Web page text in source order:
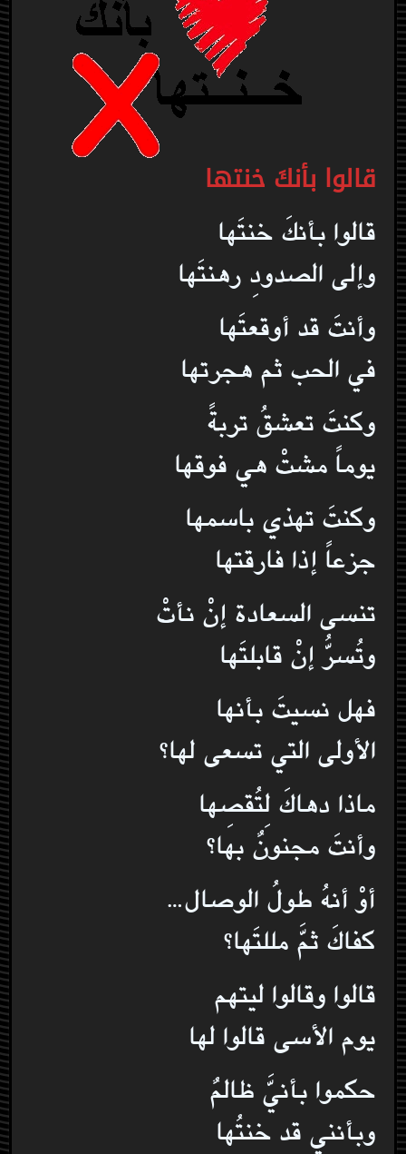
قالوا بأنكَ خنتها
قالوا بأنكَ خنتَها
وإلى الصدودِ رهنتَها
وأنتَ قد أوقعتَها
في الحب ثم هجرتها
وكنتَ تعشقُ تربةً
يوماً مشتْ هي فوقها
وكنتَ تهذي باسمها
جزعاً إذا فارقتها
تنسى السعادة إنْ نأتْ
وتُسرُّ إنْ قابلتَها
فهل نسيتَ بأنها
الأولى التي تسعى لها؟
ماذا دهاكَ لِتُقصِها
وأنتَ مجنونٌ بها؟
أوْ أنهُ طولُ الوصال…
كفاكَ ثمَّ مللتَها؟
قالوا وقالوا ليتهم
يوم الأسى قالوا لها
حكموا بأنيَّ ظالمٌ
وبأنني قد خنتُها